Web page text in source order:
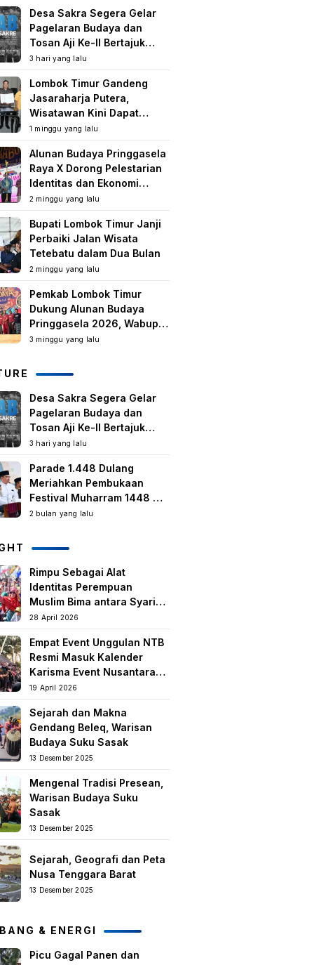
Desa Sakra Segera Gelar
Pagelaran Budaya dan
Tosan Aji Ke-II Bertajuk
Samuhita Sakre
3 hari yang lalu
Lombok Timur Gandeng
Jasaraharja Putera,
Wisatawan Kini Dapat
Perlindungan Asuransi di
Destinasi Wisata
1 minggu yang lalu
Alunan Budaya Pringgasela
Raya X Dorong Pelestarian
Identitas dan Ekonomi
Masyarakat
2 minggu yang lalu
Bupati Lombok Timur Janji
Perbaiki Jalan Wisata
Tetebatu dalam Dua Bulan
2 minggu yang lalu
Pemkab Lombok Timur
Dukung Alunan Budaya
Pringgasela 2026, Wabup:
Kegiatan Berbasis
3 minggu yang lalu
Desa Sakra Segera Gelar
Pagelaran Budaya dan
Tosan Aji Ke-II Bertajuk
Samuhita Sakre
3 hari yang lalu
Parade 1.448 Dulang
Meriahkan Pembukaan
Festival Muharram 1448 H
di Lombok Timur
2 bulan yang lalu
Rimpu Sebagai Alat
Identitas Perempuan
Muslim Bima antara Syariat,
Tradisi lokal, dan
Manifestasi Nilai-nilai
keislaman
28 April 2026
Empat Event Unggulan NTB
Resmi Masuk Kalender
Karisma Event Nusantara
(KEN) 2026
19 April 2026
Sejarah dan Makna
Gendang Beleq, Warisan
Budaya Suku Sasak
13 Desember 2025
Mengenal Tradisi Presean,
Warisan Budaya Suku
Sasak
13 Desember 2025
Sejarah, Geografi dan Peta
Nusa Tenggara Barat
13 Desember 2025
& ENERGI
Picu Gagal Panen dan